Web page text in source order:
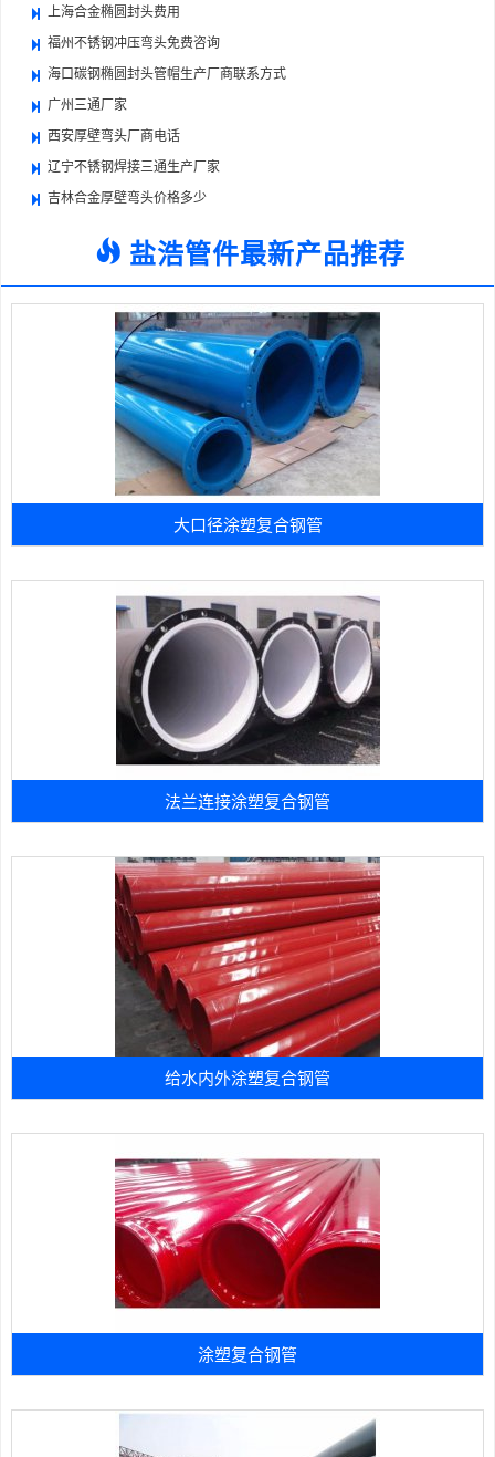
上海合金椭圆封头费用
福州不锈钢冲压弯头免费咨询
海口碳钢椭圆封头管帽生产厂商联系方式
广州三通厂家
西安厚壁弯头厂商电话
辽宁不锈钢焊接三通生产厂家
吉林合金厚壁弯头价格多少
盐浩管件最新产品推荐
大口径涂塑复合钢管
法兰连接涂塑复合钢管
给水内外涂塑复合钢管
涂塑复合钢管